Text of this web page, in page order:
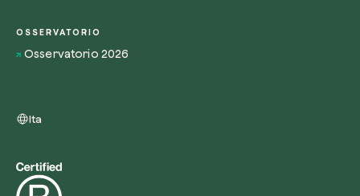
OSSERVATORIO
Osservatorio 2026
Ita